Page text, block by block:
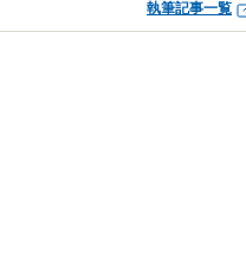
執筆記事一覧